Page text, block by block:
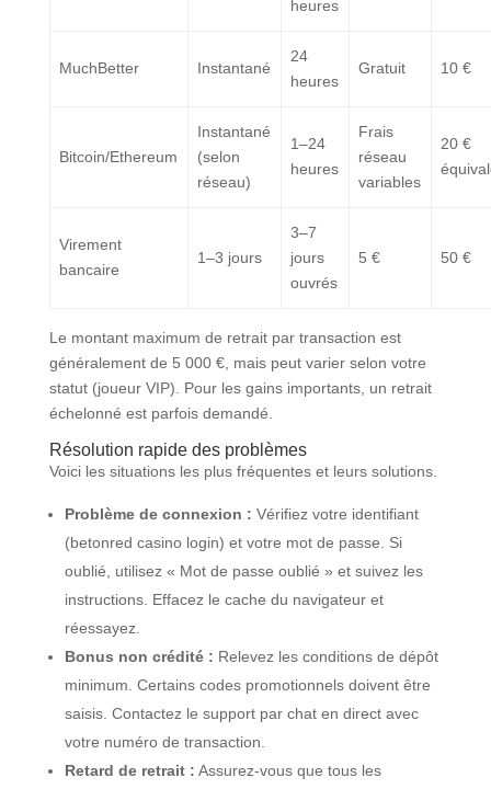
heures
MuchBetter Instantané
24
heures
Gratuit 10 €
Bitcoin/Ethereum
Instantané
(selon
réseau)
1–24
heures
Frais
réseau
variables
20 €
Virement
bancaire
1–3 jours
3–7
jours
ouvrés
5 € 50 €
Le montant maximum de retrait par transaction est
généralement de 5 000 €, mais peut varier selon votre
statut (joueur VIP). Pour les gains importants, un retrait
échelonné est parfois demandé.
Résolution rapide des problèmes
Voici les situations les plus fréquentes et leurs solutions.
Problème de connexion : Vérifiez votre identifiant
(betonred casino login) et votre mot de passe. Si
oublié, utilisez « Mot de passe oublié » et suivez les
instructions. Effacez le cache du navigateur et
réessayez.
Bonus non crédité : Relevez les conditions de dépôt
minimum. Certains codes promotionnels doivent être
saisis. Contactez le support par chat en direct avec
votre numéro de transaction.
Retard de retrait : Assurez-vous que tous les